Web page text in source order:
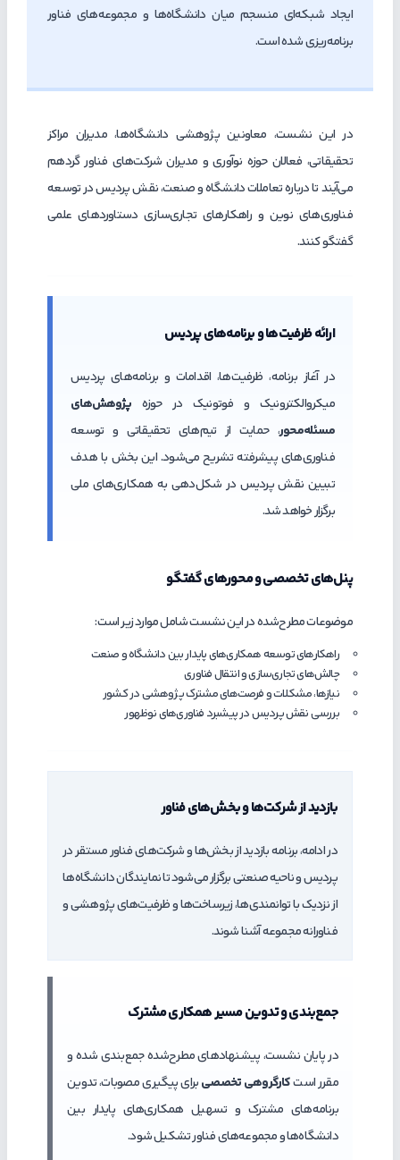
ایجاد شبکه‌ای منسجم میان دانشگاه‌ها و مجموعه‌های فناور
برنامه‌ریزی شده است.
در این نشست، معاونین پژوهشی دانشگاه‌ها، مدیران مراکز
تحقیقاتی، فعالان حوزه نوآوری و مدیران شرکت‌های فناور گردهم
می‌آیند تا درباره تعاملات دانشگاه و صنعت، نقش پردیس در توسعه
فناوری‌های نوین و راهکارهای تجاری‌سازی دستاوردهای علمی
گفتگو کنند.
ارائه ظرفیت‌ها و برنامه‌های پردیس
در آغاز برنامه، ظرفیت‌ها، اقدامات و برنامه‌های پردیس
میکروالکترونیک و فوتونیک در حوزهپژوهش‌های
مسئله‌محور، حمایت از تیم‌های تحقیقاتی و توسعه
فناوری‌های پیشرفته تشریح می‌شود. این بخش با هدف
تبیین نقش پردیس در شکل‌دهی به همکاری‌های ملی
برگزار خواهد شد.
پنل‌های تخصصی و محورهای گفتگو
موضوعات مطرح‌شده در این نشست شامل موارد زیر است:
راهکارهای توسعه همکاری‌های پایدار بین دانشگاه و صنعت
چالش‌های تجاری‌سازی و انتقال فناوری
نیازها، مشکلات و فرصت‌های مشترک پژوهشی در کشور
بررسی نقش پردیس در پیشبرد فناوری‌های نوظهور
بازدید از شرکت‌ها و بخش‌های فناور
در ادامه، برنامه بازدید از بخش‌ها و شرکت‌های فناور مستقر در
پردیس و ناحیه صنعتی برگزار می‌شود تا نمایندگان دانشگاه‌ها
از نزدیک با توانمندی‌ها، زیرساخت‌ها و ظرفیت‌های پژوهشی و
فناورانه مجموعه آشنا شوند.
جمع‌بندی و تدوین مسیر همکاری مشترک
در پایان نشست، پیشنهادهای مطرح‌شده جمع‌بندی شده و
مقرر استکارگروهی تخصصیبرای پیگیری مصوبات، تدوین
برنامه‌های مشترک و تسهیل همکاری‌های پایدار بین
دانشگاه‌ها و مجموعه‌های فناور تشکیل شود.